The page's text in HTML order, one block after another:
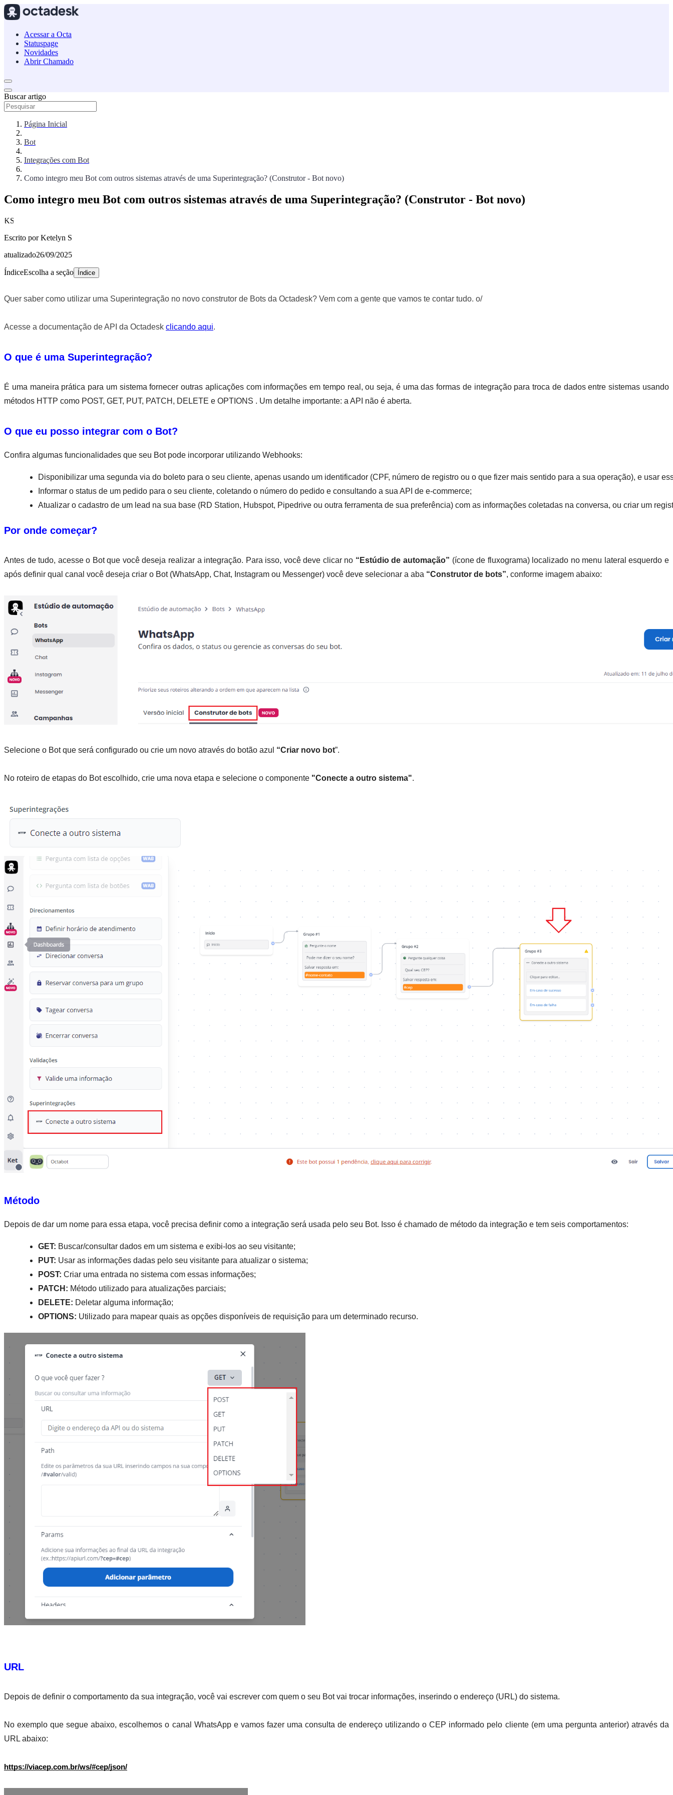
Acessar a Octa
Statuspage
Novidades
Abrir Chamado
Buscar artigo
Página Inicial
Bot
Integrações com Bot
Como integro meu Bot com outros sistemas através de uma Superintegração? (Construtor - Bot novo)
Como integro meu Bot com outros sistemas através de uma Superintegração? (Construtor - Bot novo)
KS
Escrito porKetelyn S
atualizado26/09/2025
ÍndiceEscolha a seção Índice
Quer saber como utilizar uma Superintegração no novo construtor de Bots da Octadesk? Vem com a gente que vamos te contar tudo. o/
Acesse a documentação de API da Octadesk clicando aqui.
O que é uma Superintegração?
É uma maneira prática para um sistema fornecer outras aplicações com informações em tempo real, ou seja, é uma das formas de integração para troca de dados entre sistemas usando
métodos HTTP como POST, GET, PUT, PATCH, DELETE e OPTIONS . Um detalhe importante: a API não é aberta.
O que eu posso integrar com o Bot?
Confira algumas funcionalidades que seu Bot pode incorporar utilizando Webhooks:
Disponibilizar uma segunda via do boleto para o seu cliente, apenas usando um identificador (CPF, número de registro ou o que fizer mais sentido para a sua operação), e usar
Informar o status de um pedido para o seu cliente, coletando o número do pedido e consultando a sua API de e-commerce;
Atualizar o cadastro de um lead na sua base (RD Station, Hubspot, Pipedrive ou outra ferramenta de sua preferência) com as informações coletadas na conversa, ou criar um
Por onde começar?
Antes de tudo, acesse o Bot que você deseja realizar a integração. Para isso, você deve clicar no “Estúdio de automação” (ícone de fluxograma) localizado no menu lateral esquerdo e
após definir qual canal você deseja criar o Bot (WhatsApp, Chat, Instagram ou Messenger) você deve selecionar a aba “Construtor de bots”, conforme imagem abaixo:
Selecione o Bot que será configurado ou crie um novo através do botão azul “Criar novo bot”.
No roteiro de etapas do Bot escolhido, crie uma nova etapa e selecione o componente "Conecte a outro sistema".
Método
Depois de dar um nome para essa etapa, você precisa definir como a integração será usada pelo seu Bot. Isso é chamado de método da integração e tem seis comportamentos:
GET: Buscar/consultar dados em um sistema e exibi-los ao seu visitante;
PUT: Usar as informações dadas pelo seu visitante para atualizar o sistema;
POST: Criar uma entrada no sistema com essas informações;
PATCH: Método utilizado para atualizações parciais;
DELETE: Deletar alguma informação;
OPTIONS: Utilizado para mapear quais as opções disponíveis de requisição para um determinado recurso.
URL
Depois de definir o comportamento da sua integração, você vai escrever com quem o seu Bot vai trocar informações, inserindo o endereço (URL) do sistema.
No exemplo que segue abaixo, escolhemos o canal WhatsApp e vamos fazer uma consulta de endereço utilizando o CEP informado pelo cliente (em uma pergunta anterior) através da
URL abaixo:
https://viacep.com.br/ws/#cep/json/